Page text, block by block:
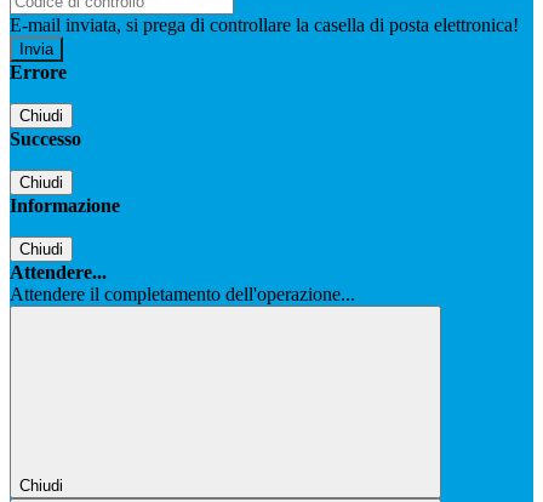
E-mail inviata, si prega di controllare la casella di posta elettronica!
Errore
Chiudi
Successo
Chiudi
Informazione
Chiudi
Attendere...
Attendere il completamento dell'operazione...
Chiudi